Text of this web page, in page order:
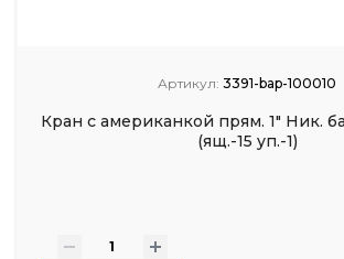
Артикул: 3391-bap-100010
Кран с американкой прям. 1" Ник.
(ящ.-15 уп.-1)
- +